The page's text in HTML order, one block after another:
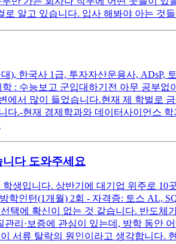
알고 있습니다. 입사 해봐야 아는 것
), 한국사 1급, 투자자산운용사, ADsP,
: 수능보고 군입대하기전 아무 공부
에서 많이 들었습니다.현재 제 학벌로
다.-현재 경제학과와 데이터사이언스
다 도와주세요
생입니다. 상반기에 대기업 위주로
학인턴(1개월) 2회 - 자격증: 토스 AL,
택에 확신이 없는 것 같습니다. 반도
리·보증에 관심이 있는데, 방학 동안
서류 탈락의 원인이라고 생각합니다.